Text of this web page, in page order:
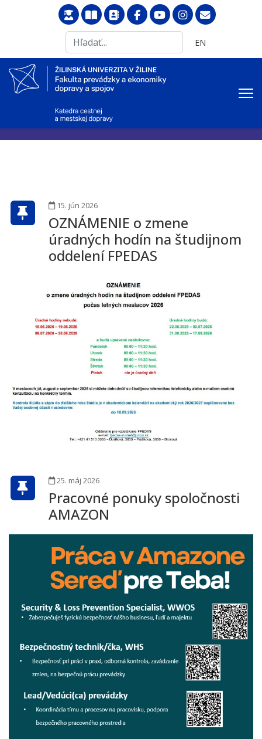
...
Vyberte váš jazyk
EN
15. jún 2026
OZNÁMENIE o zmene
úradných hodín na študijnom
oddelení FPEDAS
25. máj 2026
Pracovné ponuky spoločnosti
AMAZON